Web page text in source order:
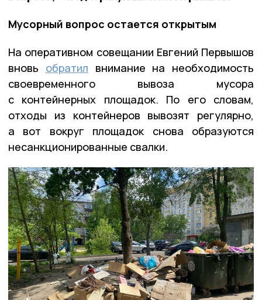
Мусорный вопрос остается открытым
На оперативном совещании Евгений Первышов
вновь обратил внимание на необходимость
своевременного вывоза мусора
с контейнерных площадок. По его словам,
отходы из контейнеров вывозят регулярно,
а вот вокруг площадок снова образуются
несанкционированные свалки.